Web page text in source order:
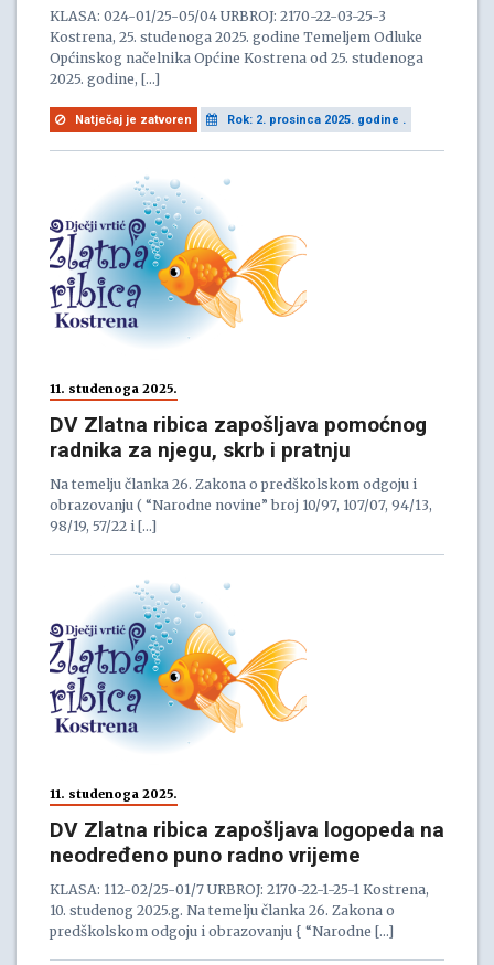
KLASA: 024-01/25-05/04 URBROJ: 2170-22-03-25-3
Kostrena, 25. studenoga 2025. godine Temeljem Odluke
Općinskog načelnika Općine Kostrena od 25. studenoga
2025. godine, […]
Natječaj je zatvoren Rok: 2. prosinca 2025. godine .
11. studenoga 2025.
DV Zlatna ribica zapošljava pomoćnog
radnika za njegu, skrb i pratnju
Na temelju članka 26. Zakona o predškolskom odgoju i
obrazovanju ( “Narodne novine” broj 10/97, 107/07, 94/13,
98/19, 57/22 i […]
11. studenoga 2025.
DV Zlatna ribica zapošljava logopeda na
neodređeno puno radno vrijeme
KLASA: 112-02/25-01/7 URBROJ: 2170-22-1-25-1 Kostrena,
10. studenog 2025.g. Na temelju članka 26. Zakona o
predškolskom odgoju i obrazovanju { “Narodne […]